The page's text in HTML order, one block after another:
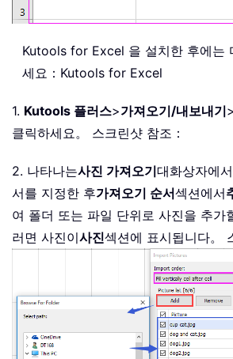
Kutools for Excel 을 설치한 후에는
세요： Kutools for Excel
1. Kutools 플러스>가져오기/내보내기>
클릭하세요。 스크린샷 참조：
2. 나타나는사진 가져오기대화상자에
서를 지정한 후가져오기 순서섹션에서
여 폴더 또는 파일 단위로 사진을 추가
러면 사진이사진섹션에 표시됩니다。